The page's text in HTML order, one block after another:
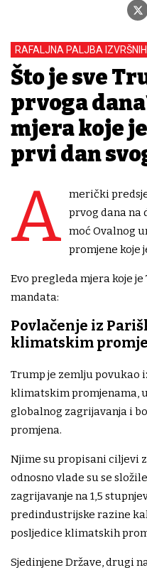
RAFALJNA PALJBA IZVRŠNIH
Što je sve
prvoga
mjera koje
prvi dan
A
merički
prvog dana na
moć Ovalnog
promjene koje
Evo pregleda mjera koje
mandata:
Povlačenje iz
klimatskim
Trump je zemlju povukao
klimatskim promjenama,
globalnog zagrijavanja i
promjena.
Njime su propisani ciljevi
odnosno vlade su se
zagrijavanje na 1,5
predindustrijske razine
posljedice klimatskih
Sjedinjene Države, drugi